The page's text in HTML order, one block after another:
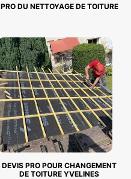
PRO DU NETTOYAGE DE TOITURE
DEVIS PRO POUR CHANGEMENT
DE TOITURE YVELINES